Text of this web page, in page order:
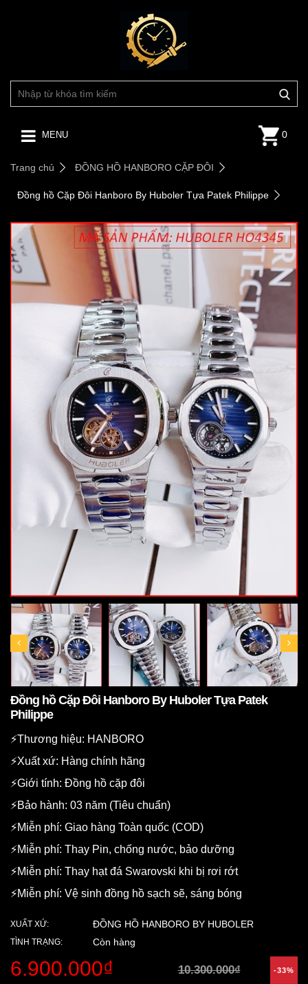
MENU 0
Trang chủ ĐỒNG HỒ HANBORO CẶP ĐÔI
Đồng hồ Cặp Đôi Hanboro By Huboler Tựa Patek Philippe
Đồng hồ Cặp Đôi Hanboro By Huboler Tựa Patek
Philippe
⚡️Thương hiệu: HANBORO
⚡️Xuất xứ: Hàng chính hãng
⚡️Giới tính: Đồng hồ cặp đôi
⚡️Bảo hành: 03 năm (Tiêu chuẩn)
⚡️Miễn phí: Giao hàng Toàn quốc (COD)
⚡️Miễn phí: Thay Pin, chống nước, bảo dưỡng
⚡️Miễn phí: Thay hạt đá Swarovski khi bị rơi rớt
⚡️Miễn phí: Vệ sinh đồng hồ sạch sẽ, sáng bóng
XUẤT XỨ: ĐỒNG HỒ HANBORO BY HUBOLER
TÌNH TRẠNG: Còn hàng
6.900.000₫ 10.300.000₫ -33%